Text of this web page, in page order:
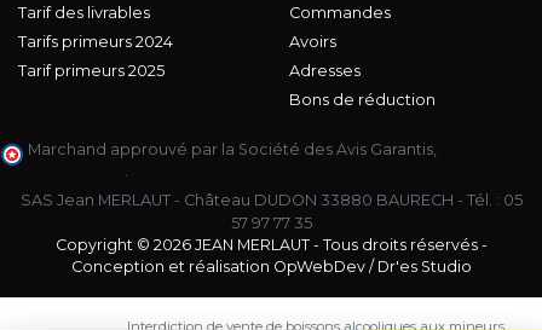
Tarif des livrables
Tarifs primeurs 2024
Tarif primeurs 2025
Commandes
Avoirs
Adresses
Bons de réduction
Marchand approuvé par la Société des Avis Garantis,
.
SAS Jean MERLAUT - Château DUDON 33880 BAURECH - Tél. : 05
57 97 77 35
Copyright © 2026 JEAN MERLAUT - Tous droits réservés -
Conception et réalisation OpWebDev/ Dr'es Studio
Interdiction de vente de boissons alcooliques aux mineurs